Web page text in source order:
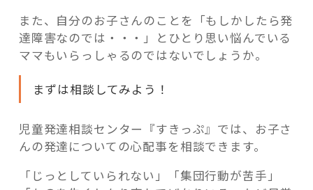
また、自分のお子さんのことを「もしかしたら発
達障害なのでは・・・」とひとり思い悩んでいる
ママもいらっしゃるのではないでしょうか。
まずは相談してみよう！
児童発達相談センター『すきっぷ』では、お子さ
んの発達についての心配事を相談できます。
「じっとしていられない」「集団行動が苦手」